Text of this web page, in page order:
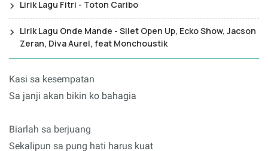
Lirik Lagu Fitri - Toton Caribo
Lirik Lagu Onde Mande - Silet Open Up, Ecko Show, Jacson
Zeran, Diva Aurel, feat Monchoustik
Kasi sa kesempatan
Sa janji akan bikin ko bahagia
Biarlah sa berjuang
Sekalipun sa pung hati harus kuat